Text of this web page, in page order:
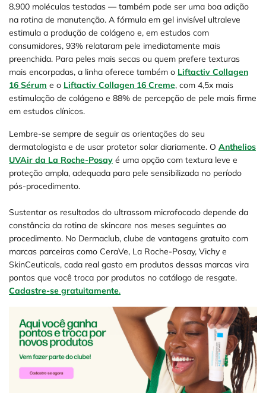
8.900 moléculas testadas — também pode ser uma boa adição
na rotina de manutenção. A fórmula em gel invisível ultraleve
estimula a produção de colágeno e, em estudos com
consumidores, 93% relataram pele imediatamente mais
preenchida. Para peles mais secas ou quem prefere texturas
mais encorpadas, a linha oferece também o Liftactiv Collagen
16 Sérum e o Liftactiv Collagen 16 Creme, com 4,5x mais
estimulação de colágeno e 88% de percepção de pele mais firme
em estudos clínicos.
Lembre-se sempre de seguir as orientações do seu
dermatologista e de usar protetor solar diariamente. O Anthelios
UVAir da La Roche-Posay é uma opção com textura leve e
proteção ampla, adequada para pele sensibilizada no período
pós-procedimento.
Sustentar os resultados do ultrassom microfocado depende da
constância da rotina de skincare nos meses seguintes ao
procedimento. No Dermaclub, clube de vantagens gratuito com
marcas parceiras como CeraVe, La Roche-Posay, Vichy e
SkinCeuticals, cada real gasto em produtos dessas marcas vira
pontos que você troca por produtos no catálogo de resgate.
Cadastre-se gratuitamente.